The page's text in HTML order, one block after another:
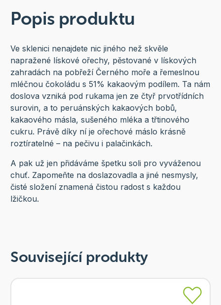
Popis produktu
Ve sklenici nenajdete nic jiného než skvěle
napražené lískové ořechy, pěstované v lískových
zahradách na pobřeží Černého moře a řemeslnou
mléčnou čokoládu s 51% kakaovým podílem. Ta nám
doslova vzniká pod rukama jen ze čtyř prvotřídních
surovin, a to peruánských kakaových bobů,
kakaového másla, sušeného mléka a třtinového
cukru. Právě díky ní je ořechové máslo krásně
roztíratelné – na pečivu i palačinkách.
A pak už jen přidáváme špetku soli pro vyváženou
chuť. Zapomeňte na doslazovadla a jiné nesmysly,
čisté složení znamená čistou radost s každou
lžičkou.
Související produkty